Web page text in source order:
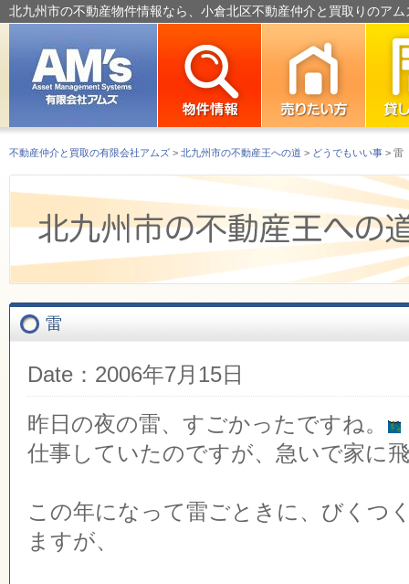
北九州市の不動産物件情報なら、小倉北区不動産仲介と買取りのア
不動産仲介と買取の有限会社アムズ > 北九州市の不動産王への道 > どうでもいい事 > 雷
雷
Date：2006年7月15日
昨日の夜の雷、すごかったですね。
仕事していたのですが、急いで家に
この年になって雷ごときに、びくつ
ますが、